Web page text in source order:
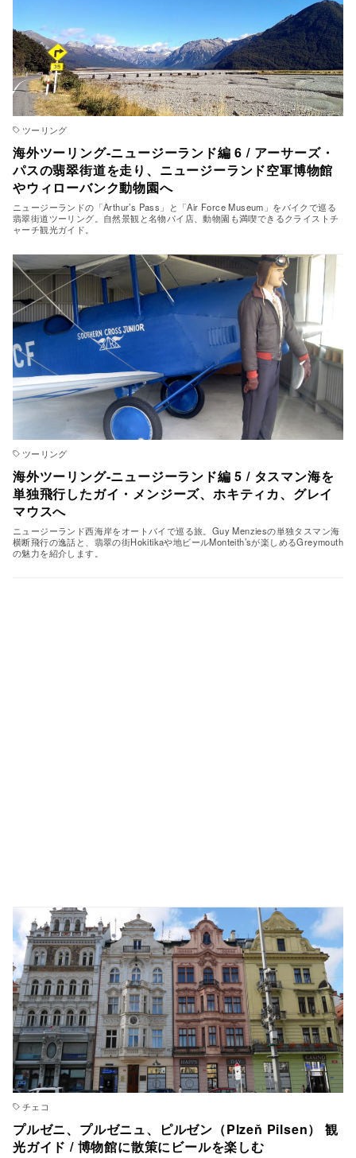
ツーリング
海外ツーリング-ニュージーランド編 6 / アーサーズ・
パスの翡翠街道を走り、ニュージーランド空軍博物館
やウィローバンク動物園へ
ニュージーランドの「Arthur’s Pass」と「Air Force Museum」をバイクで巡る
翡翠街道ツーリング。自然景観と名物パイ店、動物園も満喫できるクライストチ
ャーチ観光ガイド。
ツーリング
海外ツーリング-ニュージーランド編 5 / タスマン海を
単独飛行したガイ・メンジーズ、ホキティカ、グレイ
マウスへ
ニュージーランド西海岸をオートバイで巡る旅。Guy Menziesの単独タスマン海
横断飛行の逸話と、翡翠の街Hokitikaや地ビールMonteith’sが楽しめるGreymouth
の魅力を紹介します。
チェコ
プルゼニ、プルゼニュ、ピルゼン（Plzeň Pilsen） 観
光ガイド / 博物館に散策にビールを楽しむ